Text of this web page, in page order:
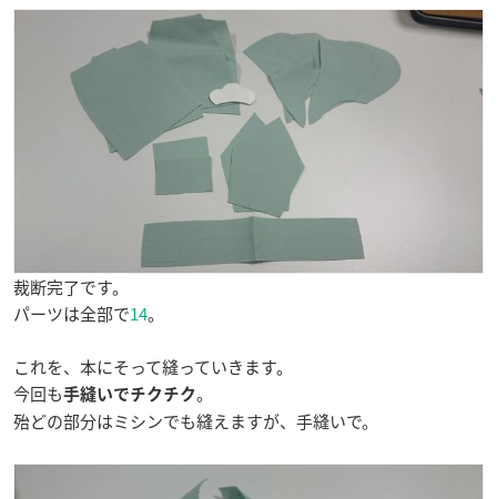
裁断完了です。
パーツは全部で14。
これを、本にそって縫っていきます。
今回も手縫いでチクチク。
殆どの部分はミシンでも縫えますが、手縫いで。